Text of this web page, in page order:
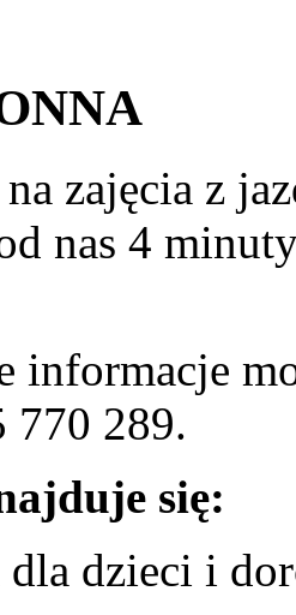
zajęcia z
nas 4
informacje
770 289.
się:
dzieci i